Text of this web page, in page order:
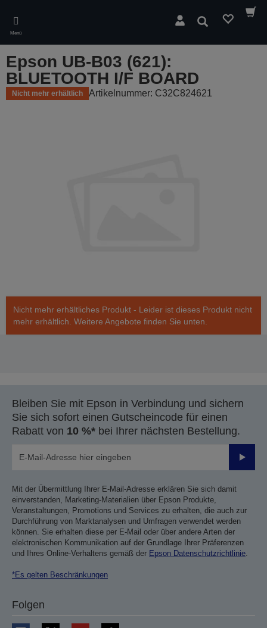
main
content
Menü
Suchen
Epson UB-B03 (621):
BLUETOOTH I/F BOARD
Nicht mehr erhältlich Artikelnummer: C32C824621
Nicht mehr erhältliches Produkt - Leider ist dieses Produkt nicht
mehr erhältlich. Weitere Angebote finden Sie unten.
Bleiben Sie mit Epson in Verbindung und sichern
Sie sich sofort einen Gutscheincode für einen
Rabatt von 10 %* bei Ihrer nächsten Bestellung.
Mit der Übermittlung Ihrer E-Mail-Adresse erklären Sie sich damit
einverstanden, Marketing-Materialien über Epson Produkte,
Veranstaltungen, Promotions und Services zu erhalten, die auch zur
Durchführung von Marktanalysen und Umfragen verwendet werden
können. Sie erhalten diese per E-Mail oder über andere Arten der
elektronischen Kommunikation auf der Grundlage Ihrer Präferenzen
und Ihres Online-Verhaltens gemäß der Epson Datenschutzrichtlinie.
*Es gelten Beschränkungen
Folgen